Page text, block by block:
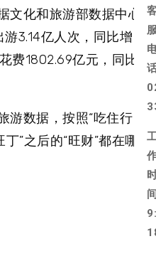
文化和旅游部数据中心
3.14亿人次，同比增
费1802.69亿元，同比
游数据，按照“吃住行
”之后的“旺财”都在哪